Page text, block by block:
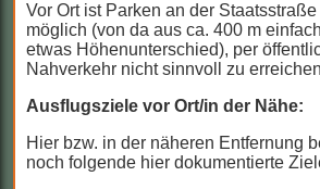
Vor Ort ist Parken an der
möglich (von da aus ca. 400 m
etwas Höhenunterschied), per
Nahverkehr nicht sinnvoll zu
Ausflugsziele vor Ort/in der Nähe:
Hier bzw. in der näheren Entfernung
noch folgende hier dokumentierte